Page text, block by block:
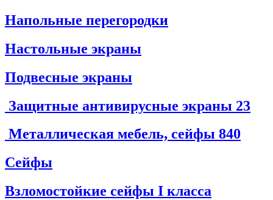
Напольные перегородки
Настольные экраны
Подвесные экраны
Защитные антивирусные экраны 23
Металлическая мебель, сейфы 840
Сейфы
Взломостойкие сейфы I класса